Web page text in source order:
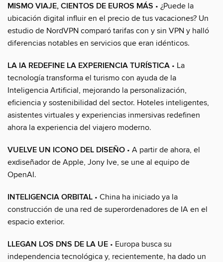
MISMO VIAJE, CIENTOS DE EUROS MÁS • ¿Puede la
ubicación digital influir en el precio de tus vacaciones? Un
estudio de NordVPN comparó tarifas con y sin VPN y halló
diferencias notables en servicios que eran idénticos.
LA IA REDEFINE LA EXPERIENCIA TURÍSTICA • La
tecnología transforma el turismo con ayuda de la
Inteligencia Artificial, mejorando la personalización,
eficiencia y sostenibilidad del sector. Hoteles inteligentes,
asistentes virtuales y experiencias inmersivas redefinen
ahora la experiencia del viajero moderno.
VUELVE UN ICONO DEL DISEÑO • A partir de ahora, el
exdiseñador de Apple, Jony Ive, se une al equipo de
OpenAI.
INTELIGENCIA ORBITAL • China ha iniciado ya la
construcción de una red de superordenadores de IA en el
espacio exterior.
LLEGAN LOS DNS DE LA UE • Europa busca su
independencia tecnológica y, recientemente, ha dado un